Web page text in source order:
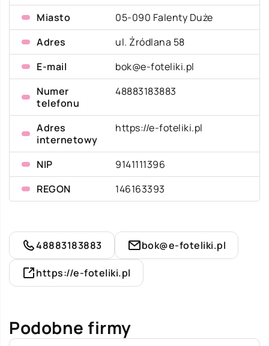
Miasto
05-090 Falenty Duże
Adres
ul. Źródlana 58
E-mail
bok@e-foteliki.pl
Numer
telefonu
48883183883
Adres
internetowy
https://e-foteliki.pl
NIP
9141111396
REGON
146163393
48883183883 bok@e-foteliki.pl
https://e-foteliki.pl
Podobne firmy